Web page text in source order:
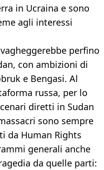
in Ucraina e sono
agli interessi
perfino
con ambizioni di
e Bengasi. Al
russa, per lo
diretti in Sudan
sono sempre
da Human Rights
generali anche
da quelle parti: